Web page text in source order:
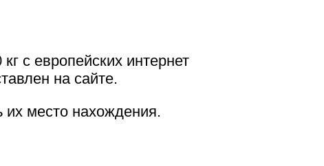
c европейских интернет
на сайте.
их место нахождения.